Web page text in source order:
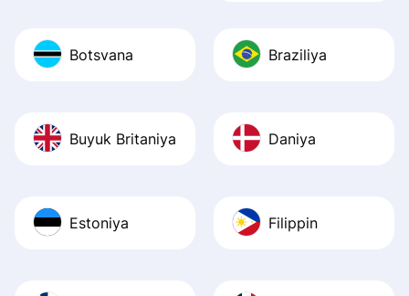
Botsvana Braziliya
Buyuk Britaniya Daniya
Estoniya Filippin